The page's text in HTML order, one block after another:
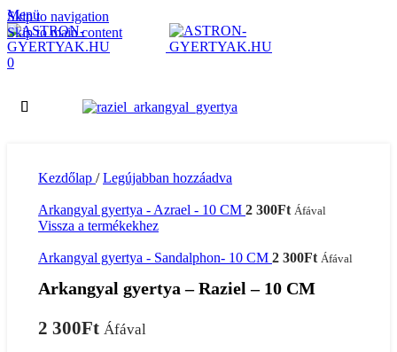
Skip to navigation
Skip to main content
Menü
0
Kezdőlap / Legújabban hozzáadva
Arkangyal gyertya - Azrael - 10 CM 2 300Ft Áfával
Vissza a termékekhez
Arkangyal gyertya - Sandalphon- 10 CM 2 300Ft Áfával
Arkangyal gyertya – Raziel – 10 CM
2 300Ft Áfával